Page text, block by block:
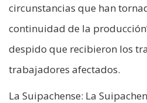
circunstancias que han
continuidad de la
despido que recibieron los
trabajadores afectados.
La Suipachense: La